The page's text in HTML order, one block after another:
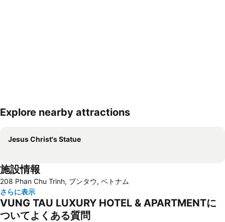
Explore nearby attractions
Jesus Christ's Statue
施設情報
208 Phan Chu Trinh, ブンタウ, ベトナム
さらに表示
VUNG TAU LUXURY HOTEL & APARTMENTに
ついてよくある質問